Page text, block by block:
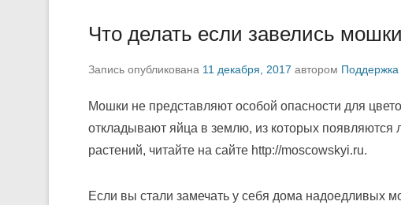
Что делать если завелись
Запись опубликована 11 декабря, 2017 автором Поддержка
Мошки не представляют особой опасности для
откладывают яйца в землю, из которых появляются
растений, читайте на сайте http://moscowskyi.ru.
Если вы стали замечать у себя дома надоедливых